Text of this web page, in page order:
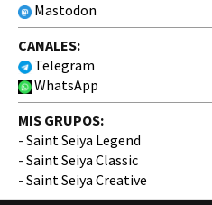
Mastodon
CANALES:
Telegram
WhatsApp
MIS GRUPOS:
- Saint Seiya Legend
- Saint Seiya Classic
- Saint Seiya Creative